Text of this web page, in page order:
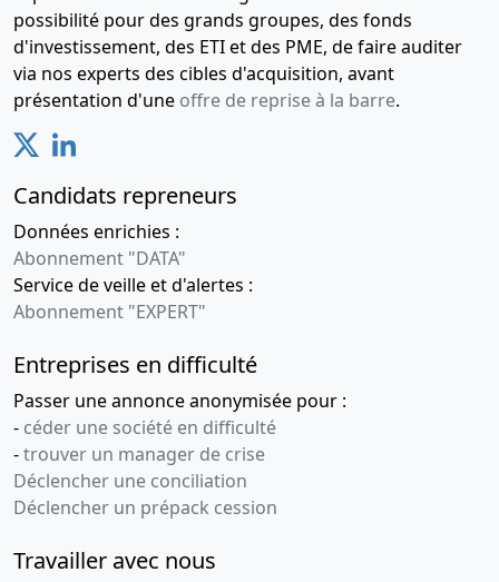
possibilité pour des grands groupes, des fonds
d'investissement, des ETI et des PME, de faire auditer
via nos experts des cibles d'acquisition, avant
présentation d'une offre de reprise à la barre.
Candidats repreneurs
Données enrichies :
Abonnement "DATA"
Service de veille et d'alertes :
Abonnement "EXPERT"
Entreprises en difficulté
Passer une annonce anonymisée pour :
- céder une société en difficulté
-trouver un manager de crise
Déclencher une conciliation
Déclencher un prépack cession
Travailler avec nous